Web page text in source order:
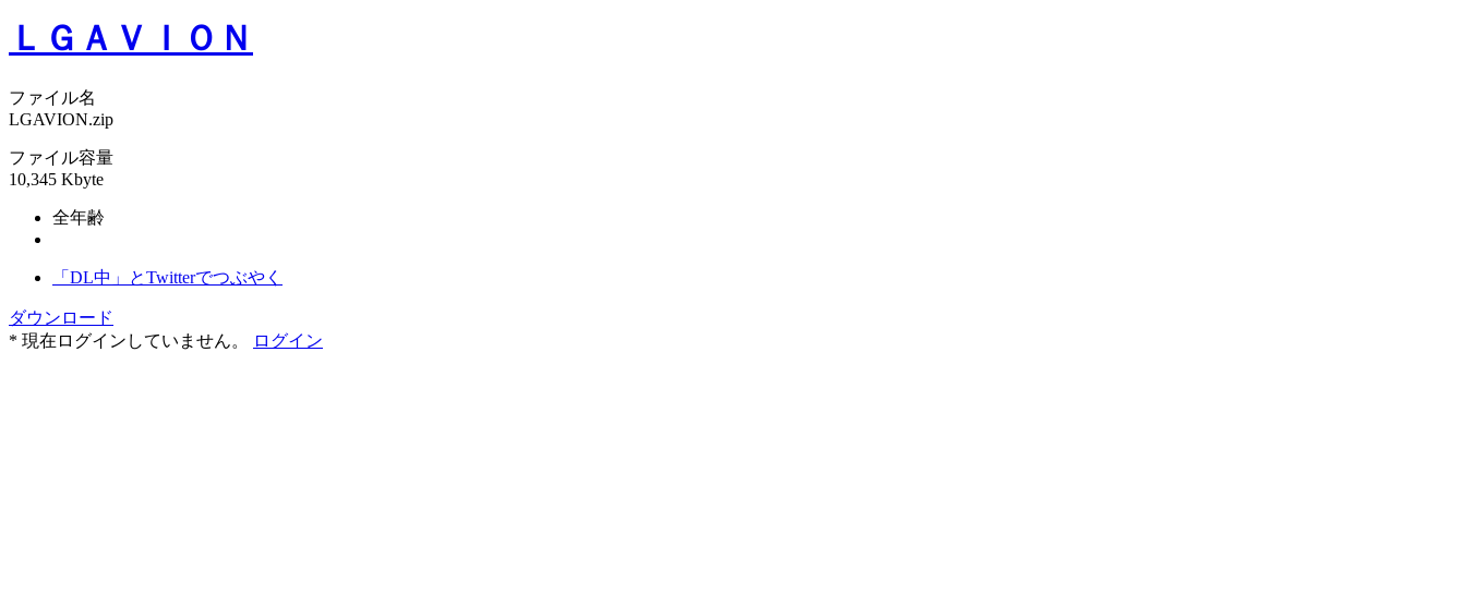
ＬＧＡＶＩＯＮ
ファイル名
LGAVION.zip
ファイル容量
10,345 Kbyte
全年齢
「DL中」とTwitterでつぶやく
ダウンロード
* 現在ログインしていません。
ログイン